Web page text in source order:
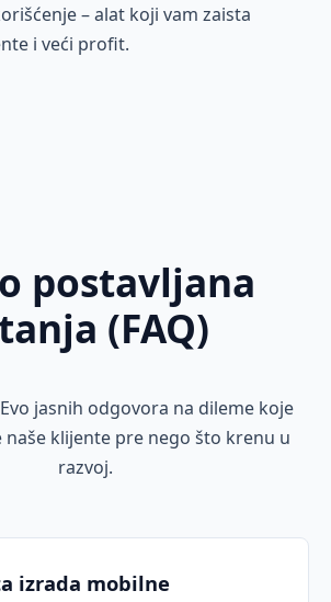
– alat koji vam zaista
i veći profit.
postavljana
(FAQ)
jasnih odgovora na dileme koje
naše klijente pre nego što krenu u
razvoj.
izrada mobilne